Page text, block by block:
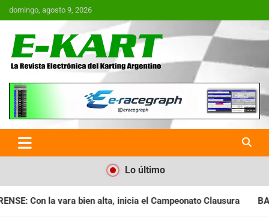
Saltar
al
domingo, agosto 9, 2026
E-Kart.com.ar | La Revista
Electrónica del Karting en
Argentina
Lo último
el Campeonato Clausura BARILOCHENSE: Preparan una